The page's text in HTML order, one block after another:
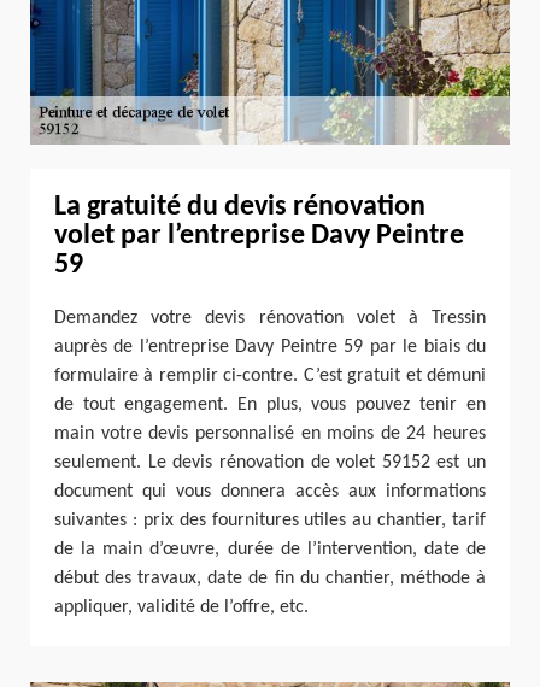
La gratuité du devis rénovation
volet par l’entreprise Davy Peintre
59
Demandez votre devis rénovation volet à Tressin
auprès de l’entreprise Davy Peintre 59 par le biais du
formulaire à remplir ci-contre. C’est gratuit et démuni
de tout engagement. En plus, vous pouvez tenir en
main votre devis personnalisé en moins de 24 heures
seulement. Le devis rénovation de volet 59152 est un
document qui vous donnera accès aux informations
suivantes : prix des fournitures utiles au chantier, tarif
de la main d’œuvre, durée de l’intervention, date de
début des travaux, date de fin du chantier, méthode à
appliquer, validité de l’offre, etc.